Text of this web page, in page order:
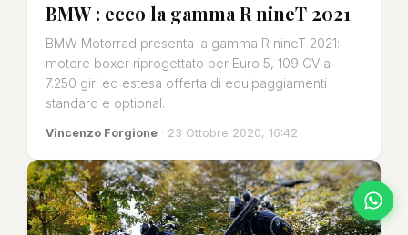
BMW : ecco la gamma R nineT 2021
BMW Motorrad presenta la gamma R nineT 2021:
motore boxer riprogettato per Euro 5, 109 CV a
7.250 giri ed estesa offerta di equipaggiamenti
standard e optional.
Vincenzo Forgione · 23 Ottobre 2020, 16:42